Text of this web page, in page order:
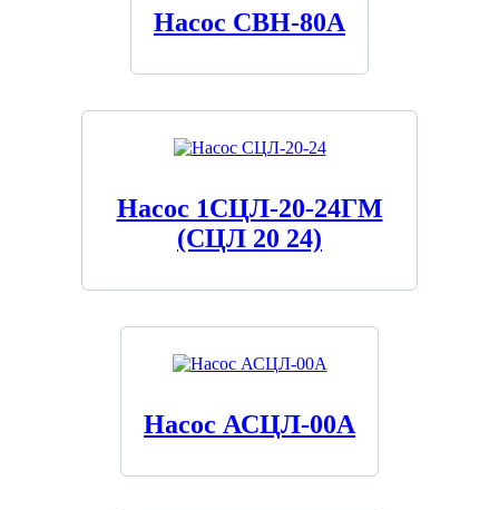
Насос СВН-80А
Насос 1СЦЛ-20-24ГМ
(СЦЛ 20 24)
Насос АСЦЛ-00А